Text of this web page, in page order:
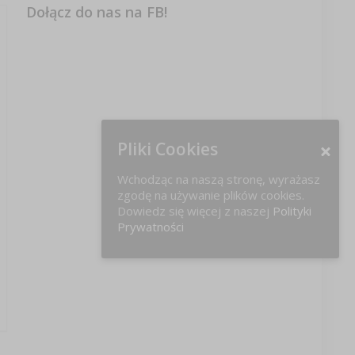
Dołącz do nas na FB!
Pliki Cookies
Wchodząc na naszą stronę, wyrażasz
zgodę na używanie plików cookies.
Dowiedz się więcej z naszej Polityki
Prywatności